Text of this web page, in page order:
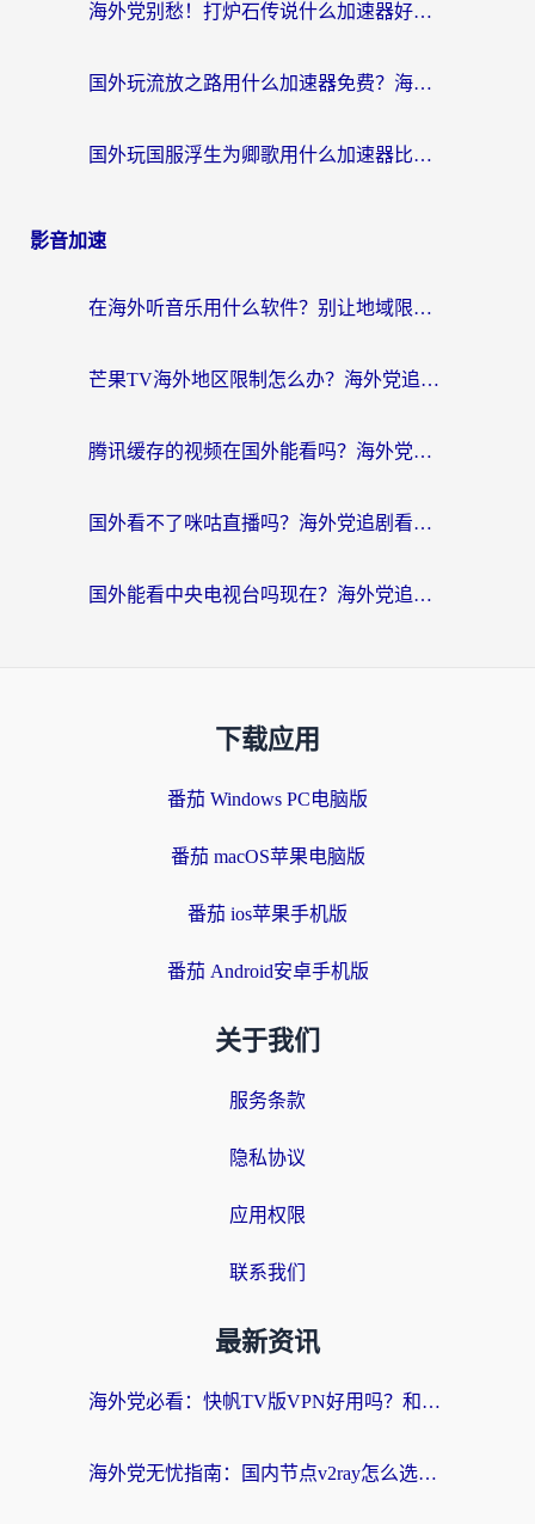
海外党别愁！打炉石传说什么加速器好用？3个实用技巧解决国服游戏卡顿
国外玩流放之路用什么加速器免费？海外党亲测有效的国服游戏加速指南
国外玩国服浮生为卿歌用什么加速器比较好？海外党亲测不踩坑指南
影音加速
在海外听音乐用什么软件？别让地域限制断了你的华语歌单
芒果TV海外地区限制怎么办？海外党追剧看片的实用加速器选择指南
腾讯缓存的视频在国外能看吗？海外党追剧看片的终极解决方案
国外看不了咪咕直播吗？海外党追剧看片的加速器选择指南
国外能看中央电视台吗现在？海外党追剧看央视的实用指南
下载应用
番茄 Windows PC电脑版
番茄 macOS苹果电脑版
番茄 ios苹果手机版
番茄 Android安卓手机版
关于我们
服务条款
隐私协议
应用权限
联系我们
最新资讯
海外党必看：快帆TV版VPN好用吗？和快游VPN对比哪个回国效果更好？附实用避坑指南
海外党无忧指南：国内节点v2ray怎么选？一键回国VPN+多场景实测帮你避坑